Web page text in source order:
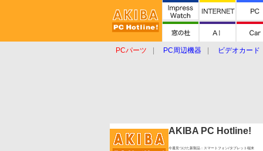
PCパーツ PC周辺機器
ビデオカード
AKIBA PC Hotline!
今週見つけた新製品：スマートフォン/タブレット端末